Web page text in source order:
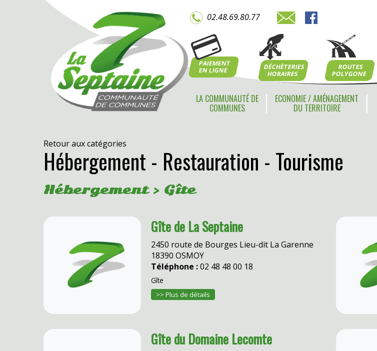
02.48.69.80.77
PAIEMENT
EN LIGNE
DÉCHÈTERIES
HORAIRES
ROUTES
POLYGONE
LA COMMUNAUTÉ DE
COMMUNES
ECONOMIE / AMÉNAGEMENT
DU TERRITOIRE
Retour aux catégories
Hébergement - Restauration - Tourisme
Hébergement > Gîte
Gîte de La Septaine
2450 route de Bourges Lieu-dit La Garenne
18390 OSMOY
Téléphone :02 48 48 00 18
Gîte
>> Plus de détails
Gîte du Domaine Lecomte